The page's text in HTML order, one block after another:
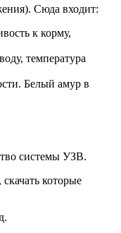
Сюда входит:
к корму,
температура
Белый амур в
системы УЗВ.
которые